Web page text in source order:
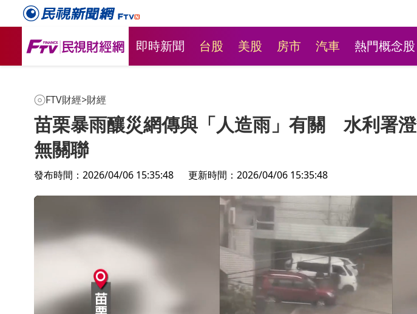
即時新聞 台股 美股 房市 汽車 熱門概念股
FTV財經>財經
苗栗暴雨釀災網傳與「人造雨」有關 水利署
無關聯
發布時間：2026/04/06 15:35:48 更新時間：2026/04/06 15:35:48
轉強機會？三條件找出長期好股
財經週日趴（影）／蘇威元：廣閎
科Q2獲利季增88% 切入機器人
+AI伺服器